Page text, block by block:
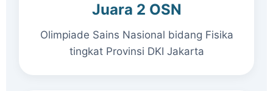
Juara 2 OSN
Olimpiade Sains Nasional bidang Fisika
tingkat Provinsi DKI Jakarta